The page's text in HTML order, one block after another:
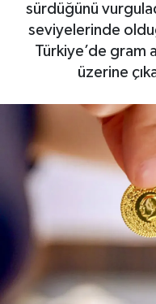
sürdüğünü
seviyelerinde
Türkiye’de gram
üzerine